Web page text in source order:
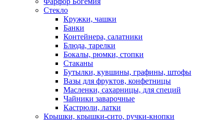
Стекло
Кружки, чашки
Банки
Контейнера, салатники
Блюда, тарелки
Бокалы, рюмки, стопки
Стаканы
Бутылки, кувшины, графины, штофы
Вазы для фруктов, конфетницы
Масленки, сахарницы, для специй
Чайники заварочные
Кастрюли, латки
Крышки, крышки-сито, ручки-кнопки